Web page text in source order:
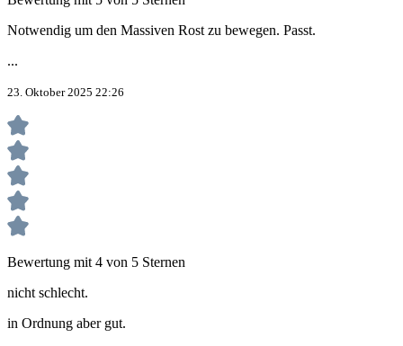
Notwendig um den Massiven Rost zu bewegen. Passt.
...
23. Oktober 2025 22:26
Bewertung mit 4 von 5 Sternen
nicht schlecht.
in Ordnung aber gut.